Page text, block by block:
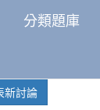
分類題庫
新討論